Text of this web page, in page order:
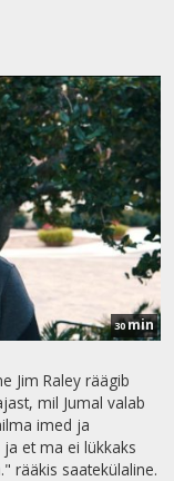
30min
Jim Raley räägib
mil Jumal valab
imed ja
et ma ei lükkaks
rääkis saatekülaline.